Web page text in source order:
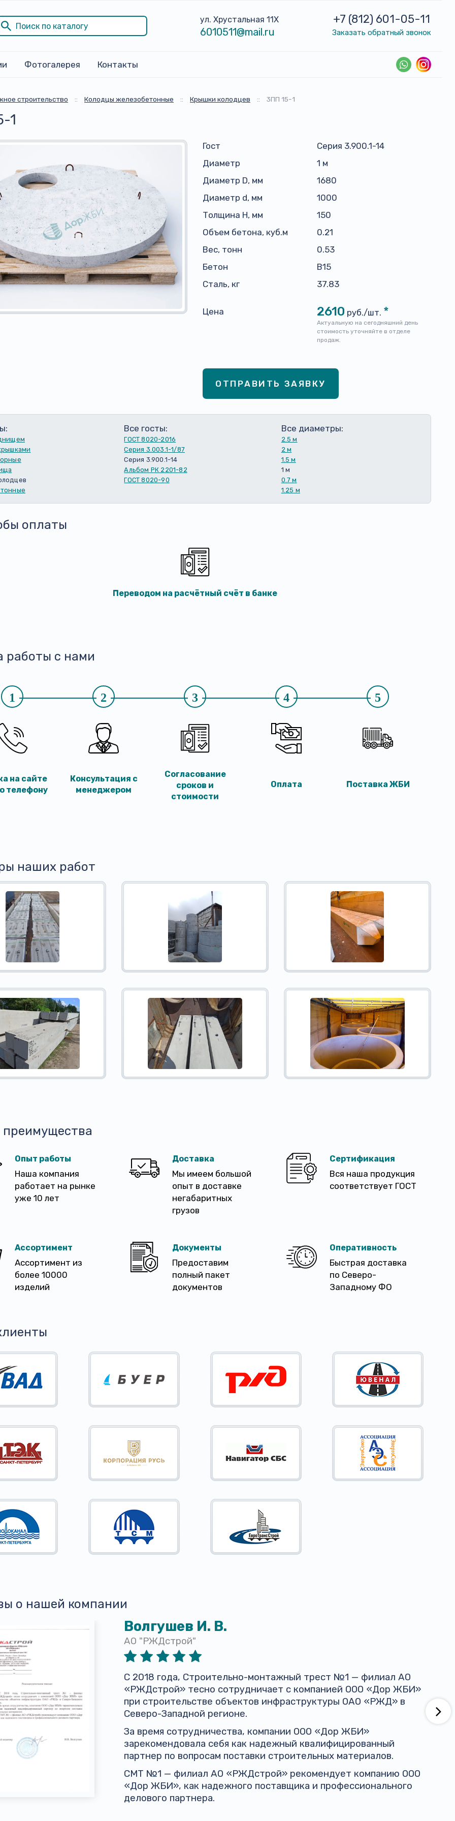
ул. Хрустальная 11Х
6010511@mail.ru
+7 (812) 601-05-11
Заказать обратный звонок
Фотогалерея Контакты
строительство :: Колодцы железобетонные :: Крышки колодцев :: 3ПП 15-1
1
Гост
Серия 3.900.1-14
Диаметр
1 м
Диаметр D, мм
1680
Диаметр d, мм
1000
Толщина H, мм
150
Объем бетона, куб.м
0.21
Вес, тонн
0.53
Бетон
B15
Сталь, кг
37.83
Цена 2610 руб./шт. *
Актуальную на сегодняшний день
стоимость уточняйте в отделе
продаж.
ОТПРАВИТЬ ЗАЯВКУ
Все госты:
ГОСТ 8020-2016
Серия 3.003.1-1/87
Серия 3.900.1-14
Альбом РК 2201-82
ГОСТ 8020-90
Все диаметры:
2.5 м
2 м
1.5 м
1 м
0.7 м
1.25 м
оплаты
Переводом на расчётный счёт в банке
работы с нами
1
на сайте
телефону
2
Консультация с
менеджером
3
Согласование
сроков и
стоимости
4
Оплата
5
Поставка ЖБИ
наших работ
Опыт работы
Наша компания
работает на рынке
уже 10 лет
Доставка
Мы имеем большой
опыт в доставке
негабаритных
грузов
Сертификация
Вся наша продукция
соответствует ГОСТ
Ассортимент
Ассортимент из
более 10000
изделий
Документы
Предоставим
полный пакет
документов
Оперативность
Быстрая доставка
по Северо-
Западному ФО
о нашей компании
Волгушев И. В.
АО "РЖДстрой"
С 2018 года, Строительно-монтажный трест №1 — филиал АО
«РЖДстрой» тесно сотрудничает с компанией ООО «Дор ЖБИ»
при строительстве объектов инфраструктуры ОАО «РЖД» в
Северо-Западной регионе.
За время сотрудничества, компании ООО «Дор ЖБИ»
зарекомендовала себя как надежный квалифицированный
партнер по вопросам поставки строительных материалов.
СМТ №1 — филиал АО «РЖДстрой» рекомендует компанию ООО
«Дор ЖБИ», как надежного поставщика и профессионального
делового партнера.